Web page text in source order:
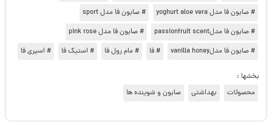
# صابون فا مدل yoghurt aloe vera
# صابون فا مدل sport
# صابون فا مدلpassionfruit scent
# صابون فا مدل pink rose
# صابون فا مدلvanilla honey
# فا # مام رول فا # استیک فا # اسپری فا
بخشها :
محصولات
بهداشتی صابون و شوینده ها